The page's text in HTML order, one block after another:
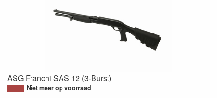
ASG Franchi SAS 12 (3-Burst)
Niet meer op voorraad